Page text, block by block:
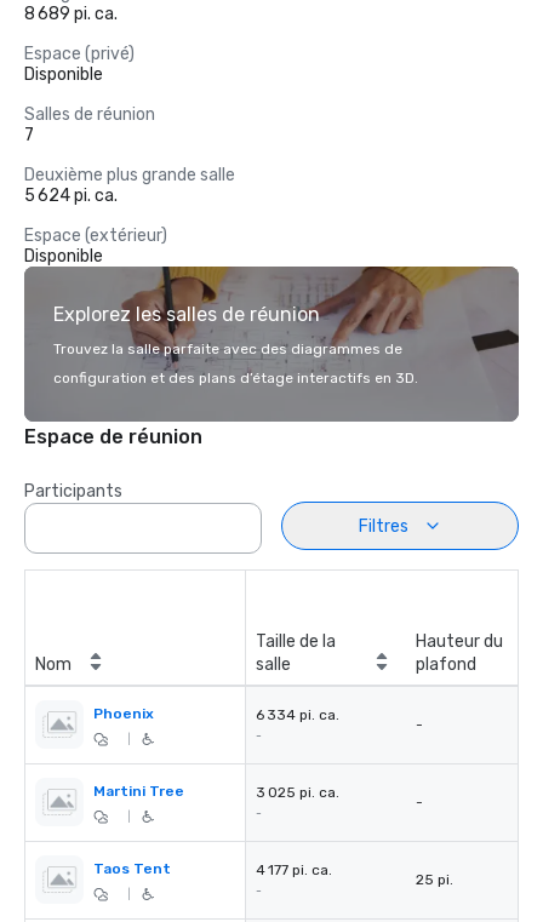
8 689 pi. ca.
Espace (privé)
Disponible
Salles de réunion
7
Deuxième plus grande salle
5 624 pi. ca.
Espace (extérieur)
Disponible
Explorez les salles de réunion
Trouvez la salle parfaite avec des diagrammes de
configuration et des plans d’étage interactifs en 3D.
Espace de réunion
Participants
Filtres
Nom
Taille de la
salle
Hauteur du
plafond
Phoenix 6 334 pi. ca.
-
-
Martini Tree 3 025 pi. ca.
-
-
Taos Tent 4 177 pi. ca.
-
25 pi.